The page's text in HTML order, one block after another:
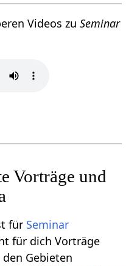
Videos zuSeminar
Vorträge und
für Seminar
für dich Vorträge
Gebieten